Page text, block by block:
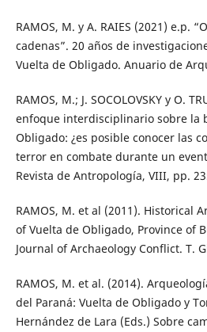
RAMOS, M. y A. RAIES (2021) e.p.
cadenas”. 20 años de
Vuelta de Obligado. Anuario de
RAMOS, M.; J. SOCOLOVSKY y O.
enfoque interdisciplinario sobre la
Obligado: ¿es posible conocer las
terror en combate durante un
Revista de Antropología, VIII, pp.
RAMOS, M. et al (2011). Historical
of Vuelta de Obligado, Province of
Journal of Archaeology Conflict. T.
RAMOS, M. et al. (2014).
del Paraná: Vuelta de Obligado y
Hernández de Lara (Eds.) Sobre